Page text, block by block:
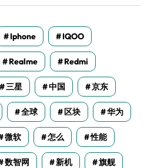
Iphone IQOO
Realme Redmi
三星 中国 京东
全球 区块 华为
微软 怎么 性能
数智网 新机 旗舰